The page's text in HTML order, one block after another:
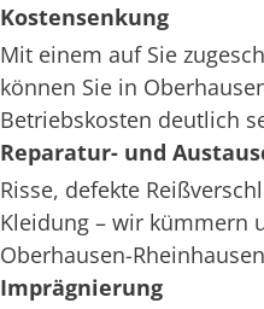
Kostensenkung
Mit einem auf Sie
können Sie in
Betriebskosten deutlich
Reparatur- und
Risse, defekte
Kleidung – wir kümmern
Oberhausen-
Imprägnierung